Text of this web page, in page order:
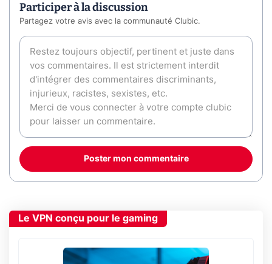
Participer à la discussion
Partagez votre avis avec la communauté Clubic.
Poster mon commentaire
Le VPN conçu pour le gaming